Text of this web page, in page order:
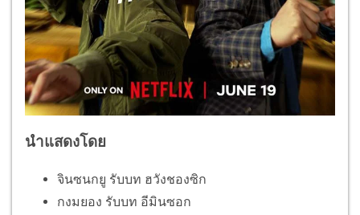
นำแสดงโดย
จินซนกยู รับบท ฮวังชองซิก
กงมยอง รับบท อีมินซอก